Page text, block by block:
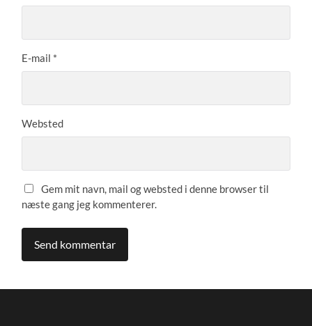
E-mail *
Websted
Gem mit navn, mail og websted i denne browser til
næste gang jeg kommenterer.